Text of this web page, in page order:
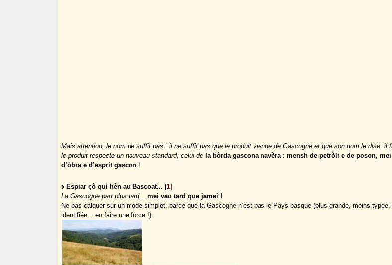
Mais attention, le nom ne suffit pas : il ne suffit pas que le produit vienne de Gascogne et que son nom le dise, il
le produit respecte un nouveau standard, celui de la bòrda gascona navèra : mensh de petròli e de poson,
d’òbra e d’esprit gascon !
Espiar çò qui hèn au Bascoat... [1]
La Gascogne part plus tard...mei vau tard que jamei !
Ne pas calquer sur un mode simplet, parce que la Gascogne n’est pas le Pays basque (plus grande, moins typée,
identifiée... en faire une force !).